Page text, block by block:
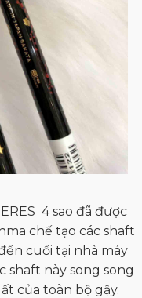
4 sao đã được
chế tạo các shaft
cuối tại nhà máy
shaft này song song
của toàn bộ gậy.